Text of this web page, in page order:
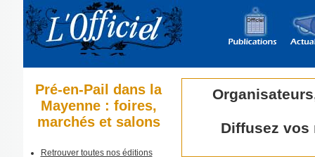
Pré-en-Pail dans la
Mayenne : foires,
marchés et salons
Retrouver toutes nos éditions
Diffusez vos